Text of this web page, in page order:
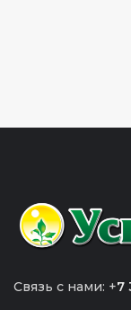
Связь с нами: +7